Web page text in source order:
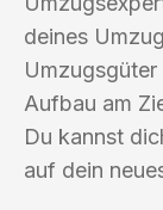
deines
Aufbau am
Du kannst
auf dein